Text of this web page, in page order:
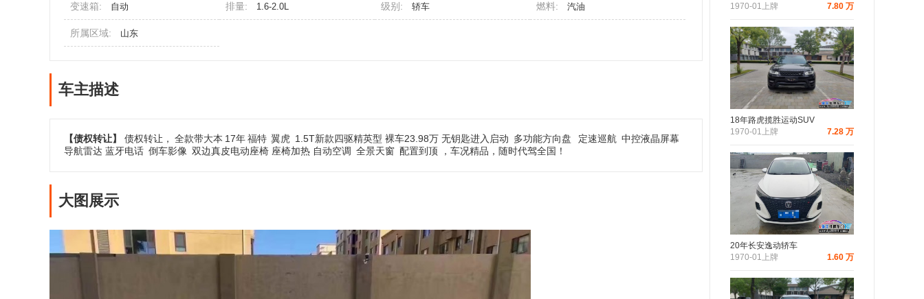
变速箱: 自动 排量: 1.6-2.0L 级别: 轿车 燃料: 汽油
所属区域: 山东
车主描述
【债权转让】 债权转让， 全款带大本 17年福特 翼虎 1.5T新款四驱精英型 裸车23.98万 无钥匙进入启动 多功能方向盘 定速巡航 中控液晶屏幕
导航雷达 蓝牙电话 倒车影像 双边真皮电动座椅 座椅加热 自动空调 全景天窗 配置到顶 ，车况精品，随时代驾全国！
大图展示
1970-01上牌
7.80 万
18年路虎揽胜运动SUV
1970-01上牌
7.28 万
20年长安逸动轿车
1970-01上牌
1.60 万